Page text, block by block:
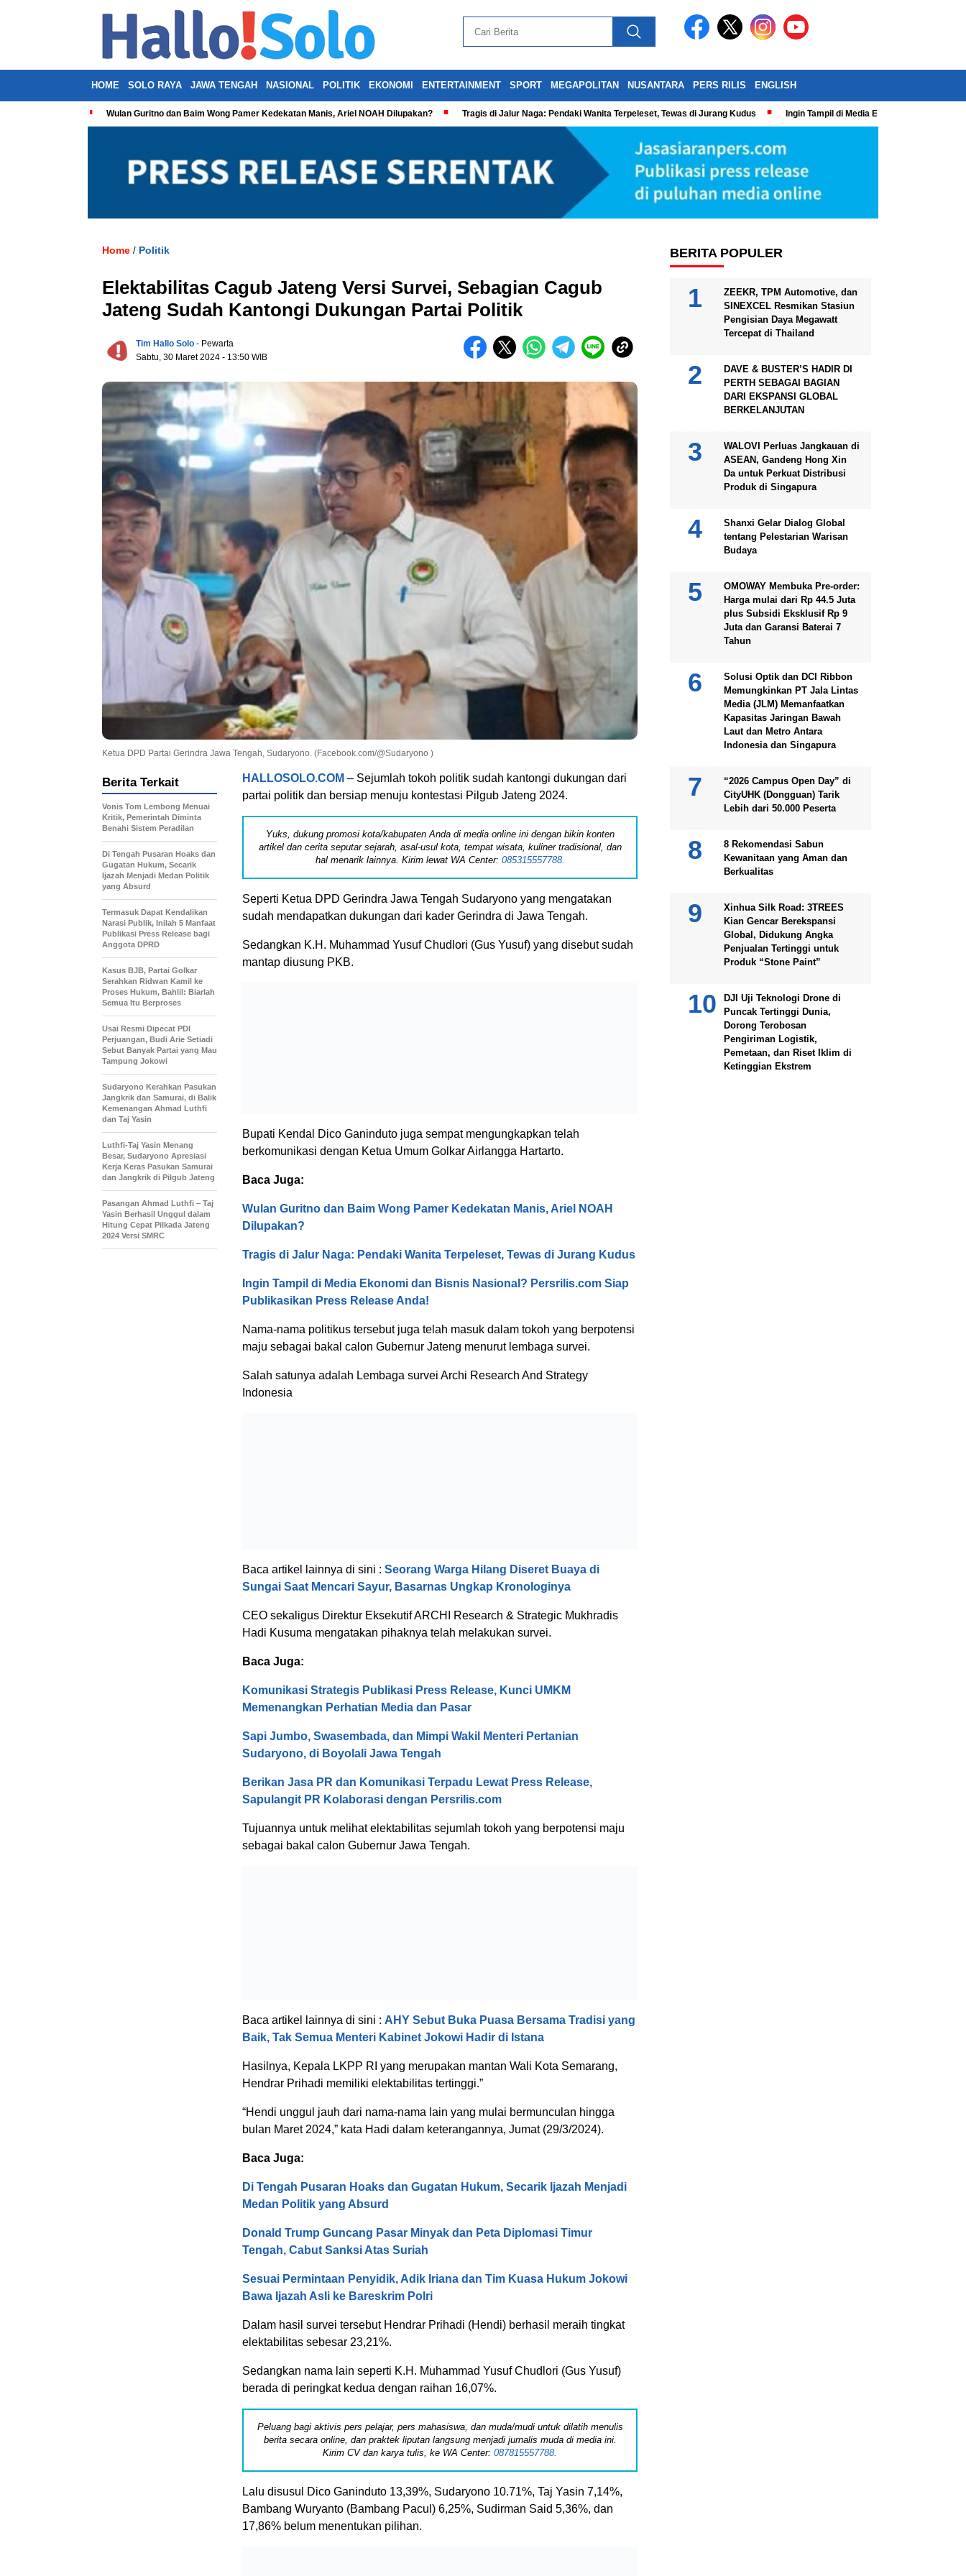
HOME SOLO RAYA JAWA TENGAH NASIONAL POLITIK EKONOMI ENTERTAINMENT SPORT MEGAPOLITAN NUSANTARA PERS RILIS ENGLISH
Wulan Guritno dan Baim Wong Pamer Kedekatan Manis, Ariel NOAH Dilupakan? Tragis di Jalur Naga: Pendaki Wanita Terpeleset, Tewas di Jurang Kudus Ingin Tampil di Media Ekonomi dan Bisnis
Home / Politik
Elektabilitas Cagub Jateng Versi Survei, Sebagian Cagub
Jateng Sudah Kantongi Dukungan Partai Politik
Tim Hallo Solo - Pewarta
Sabtu, 30 Maret 2024 - 13:50 WIB
Ketua DPD Partai Gerindra Jawa Tengah, Sudaryono. (Facebook.com/@Sudaryono )
HALLOSOLO.COM – Sejumlah tokoh politik sudah kantongi dukungan dari
partai politik dan bersiap menuju kontestasi Pilgub Jateng 2024.
Yuks, dukung promosi kota/kabupaten Anda di media online ini dengan bikin konten
artikel dan cerita seputar sejarah, asal-usul kota, tempat wisata, kuliner tradisional, dan
hal menarik lainnya. Kirim lewat WA Center: 085315557788.
Seperti Ketua DPD Gerindra Jawa Tengah Sudaryono yang mengatakan
sudah mendapatkan dukungan dari kader Gerindra di Jawa Tengah.
Sedangkan K.H. Muhammad Yusuf Chudlori (Gus Yusuf) yang disebut sudah
mantap diusung PKB.
Bupati Kendal Dico Ganinduto juga sempat mengungkapkan telah
berkomunikasi dengan Ketua Umum Golkar Airlangga Hartarto.
Baca Juga:
Wulan Guritno dan Baim Wong Pamer Kedekatan Manis, Ariel NOAH
Dilupakan?
Tragis di Jalur Naga: Pendaki Wanita Terpeleset, Tewas di Jurang Kudus
Ingin Tampil di Media Ekonomi dan Bisnis Nasional? Persrilis.com Siap
Publikasikan Press Release Anda!
Nama-nama politikus tersebut juga telah masuk dalam tokoh yang berpotensi
maju sebagai bakal calon Gubernur Jateng menurut lembaga survei.
Salah satunya adalah Lembaga survei Archi Research And Strategy
Indonesia
Baca artikel lainnya di sini : Seorang Warga Hilang Diseret Buaya di
Sungai Saat Mencari Sayur, Basarnas Ungkap Kronologinya
CEO sekaligus Direktur Eksekutif ARCHI Research & Strategic Mukhradis
Hadi Kusuma mengatakan pihaknya telah melakukan survei.
Baca Juga:
Komunikasi Strategis Publikasi Press Release, Kunci UMKM
Memenangkan Perhatian Media dan Pasar
Sapi Jumbo, Swasembada, dan Mimpi Wakil Menteri Pertanian
Sudaryono, di Boyolali Jawa Tengah
Berikan Jasa PR dan Komunikasi Terpadu Lewat Press Release,
Sapulangit PR Kolaborasi dengan Persrilis.com
Tujuannya untuk melihat elektabilitas sejumlah tokoh yang berpotensi maju
sebagai bakal calon Gubernur Jawa Tengah.
Baca artikel lainnya di sini : AHY Sebut Buka Puasa Bersama Tradisi yang
Baik, Tak Semua Menteri Kabinet Jokowi Hadir di Istana
Hasilnya, Kepala LKPP RI yang merupakan mantan Wali Kota Semarang,
Hendrar Prihadi memiliki elektabilitas tertinggi.”
“Hendi unggul jauh dari nama-nama lain yang mulai bermunculan hingga
bulan Maret 2024,” kata Hadi dalam keterangannya, Jumat (29/3/2024).
Baca Juga:
Di Tengah Pusaran Hoaks dan Gugatan Hukum, Secarik Ijazah Menjadi
Medan Politik yang Absurd
Donald Trump Guncang Pasar Minyak dan Peta Diplomasi Timur
Tengah, Cabut Sanksi Atas Suriah
Sesuai Permintaan Penyidik, Adik Iriana dan Tim Kuasa Hukum Jokowi
Bawa Ijazah Asli ke Bareskrim Polri
Dalam hasil survei tersebut Hendrar Prihadi (Hendi) berhasil meraih tingkat
elektabilitas sebesar 23,21%.
Sedangkan nama lain seperti K.H. Muhammad Yusuf Chudlori (Gus Yusuf)
berada di peringkat kedua dengan raihan 16,07%.
Peluang bagi aktivis pers pelajar, pers mahasiswa, dan muda/mudi untuk dilatih menulis
berita secara online, dan praktek liputan langsung menjadi jurnalis muda di media ini.
Kirim CV dan karya tulis, ke WA Center: 087815557788.
Lalu disusul Dico Ganinduto 13,39%, Sudaryono 10.71%, Taj Yasin 7,14%,
Bambang Wuryanto (Bambang Pacul) 6,25%, Sudirman Said 5,36%, dan
17,86% belum menentukan pilihan.
Berita Terkait
Vonis Tom Lembong Menuai
Kritik, Pemerintah Diminta
Benahi Sistem Peradilan
Di Tengah Pusaran Hoaks dan
Gugatan Hukum, Secarik
Ijazah Menjadi Medan Politik
yang Absurd
Termasuk Dapat Kendalikan
Narasi Publik, Inilah 5 Manfaat
Publikasi Press Release bagi
Anggota DPRD
Kasus BJB, Partai Golkar
Serahkan Ridwan Kamil ke
Proses Hukum, Bahlil: Biarlah
Semua Itu Berproses
Usai Resmi Dipecat PDI
Perjuangan, Budi Arie Setiadi
Sebut Banyak Partai yang Mau
Tampung Jokowi
Sudaryono Kerahkan Pasukan
Jangkrik dan Samurai, di Balik
Kemenangan Ahmad Luthfi
dan Taj Yasin
Luthfi-Taj Yasin Menang
Besar, Sudaryono Apresiasi
Kerja Keras Pasukan Samurai
dan Jangkrik di Pilgub Jateng
Pasangan Ahmad Luthfi – Taj
Yasin Berhasil Unggul dalam
Hitung Cepat Pilkada Jateng
2024 Versi SMRC
BERITA POPULER
ZEEKR, TPM Automotive, dan
SINEXCEL Resmikan Stasiun
Pengisian Daya Megawatt
Tercepat di Thailand
DAVE & BUSTER’S HADIR DI
PERTH SEBAGAI BAGIAN
DARI EKSPANSI GLOBAL
BERKELANJUTAN
WALOVI Perluas Jangkauan di
ASEAN, Gandeng Hong Xin
Da untuk Perkuat Distribusi
Produk di Singapura
Shanxi Gelar Dialog Global
tentang Pelestarian Warisan
Budaya
OMOWAY Membuka Pre-order:
Harga mulai dari Rp 44.5 Juta
plus Subsidi Eksklusif Rp 9
Juta dan Garansi Baterai 7
Tahun
Solusi Optik dan DCI Ribbon
Memungkinkan PT Jala Lintas
Media (JLM) Memanfaatkan
Kapasitas Jaringan Bawah
Laut dan Metro Antara
Indonesia dan Singapura
“2026 Campus Open Day” di
CityUHK (Dongguan) Tarik
Lebih dari 50.000 Peserta
8 Rekomendasi Sabun
Kewanitaan yang Aman dan
Berkualitas
Xinhua Silk Road: 3TREES
Kian Gencar Berekspansi
Global, Didukung Angka
Penjualan Tertinggi untuk
Produk “Stone Paint”
DJI Uji Teknologi Drone di
Puncak Tertinggi Dunia,
Dorong Terobosan
Pengiriman Logistik,
Pemetaan, dan Riset Iklim di
Ketinggian Ekstrem